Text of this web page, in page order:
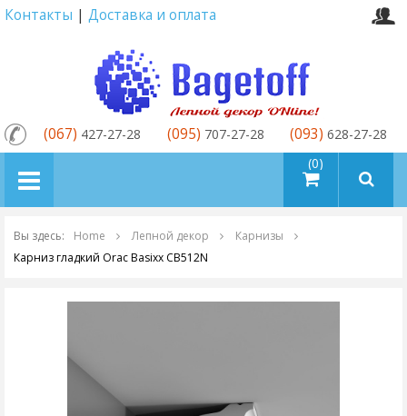
Контакты | Доставка и оплата
товаров (0)
(067) 427-27-28 (095) 707-27-28 (093) 628-27-28
Вы здесь: Home Лепной декор
Карнизы
Карниз гладкий Orac Basixx CB512N